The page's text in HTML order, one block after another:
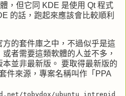
，但它同 KDE 是使用 Qt程式
的話，跑起來應該會比較順利
的套件庫之中，不過似乎是這
者需要這類軟體的人並不多，
並非最新版。 要取得最新版的
件來源，專案名稱叫作「 PPA
tobydox/ubuntu intrepid